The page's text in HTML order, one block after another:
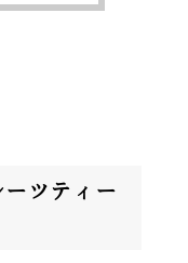
ツティー